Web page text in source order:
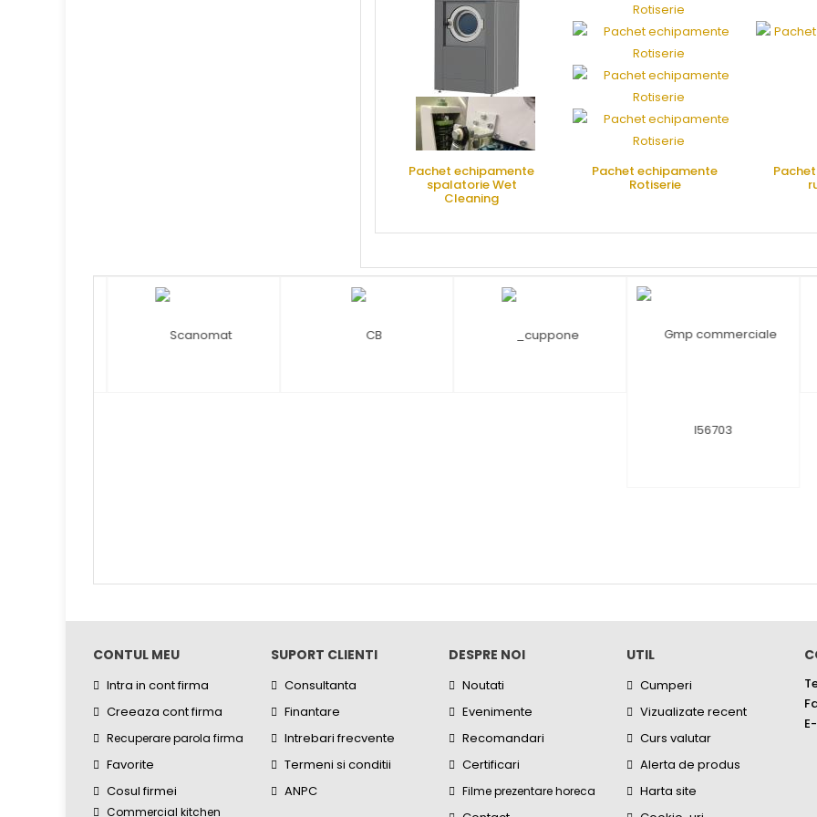
Pachet echipamente
spalatorie Wet
Cleaning
Pachet echipamente
Rotiserie
CONTUL MEU
Intra in cont firma
Creeaza cont firma
Recuperare parola firma
Favorite
Cosul firmei
Commercial kitchen
SUPORT CLIENTI
Consultanta
Finantare
Intrebari frecvente
Termeni si conditii
ANPC
DESPRE NOI
Noutati
Evenimente
Recomandari
Certificari
Filme prezentare horeca
UTIL
Cumperi
Vizualizate recent
Curs valutar
Alerta de produs
Harta site